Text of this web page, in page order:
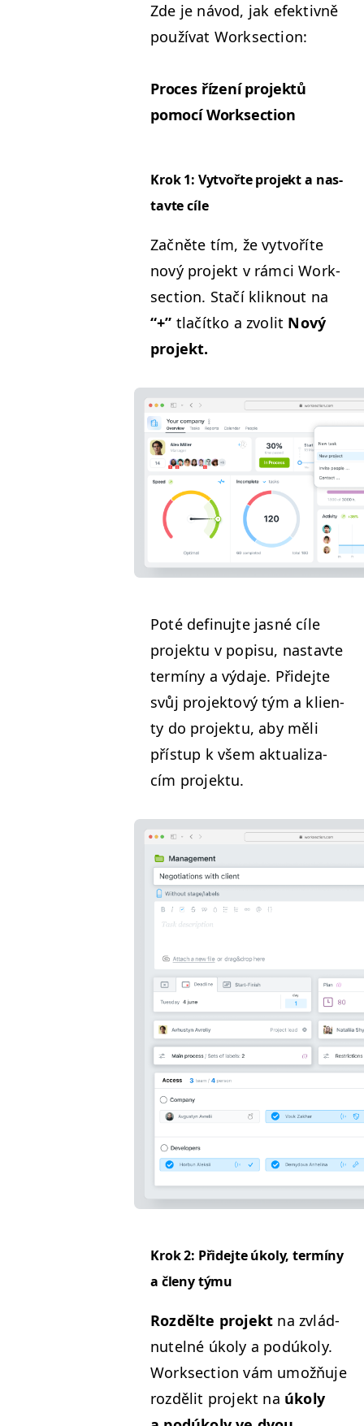
Zde je návod, jak efek­tivně
použí­vat Worksection:
Pro­ces řízení pro­jek­tů
pomocí Worksection
Krok 1: Vytvořte pro­jekt a nas­
tavte cíle
Začněte tím, že vytvoříte
nový pro­jekt v rám­ci Work­
sec­tion. Stačí kli­knout na
“+” tlačítko a zvolit Nový
pro­jekt.
Poté defin­u­jte jas­né cíle
pro­jek­tu v popisu, nas­tavte
ter­míny a výda­je. Přide­jte
svůj pro­jek­tový tým a klien­
ty do pro­jek­tu, aby měli
příst­up k všem aktu­al­iza­
cím projektu.
Krok 2: Přide­jte úkoly, ter­míny
a čle­ny týmu
Rozdělte pro­jekt na zvlád­
nutel­né úkoly a podúkoly.
Work­sec­tion vám umožňu­je
rozdělit pro­jekt na úkoly